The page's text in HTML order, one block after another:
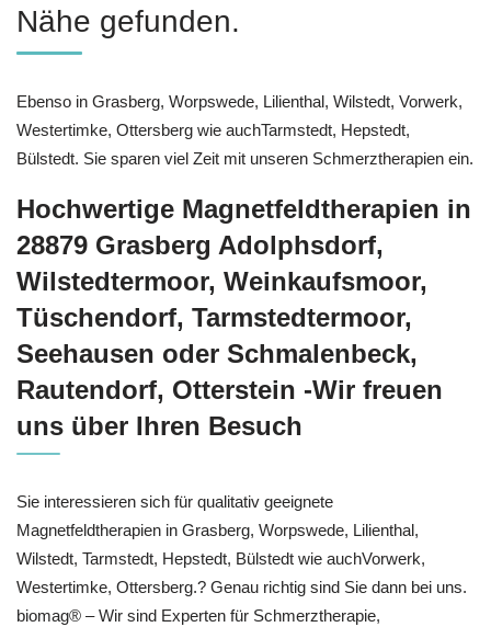
Nähe gefunden.
Ebenso in Grasberg, Worpswede, Lilienthal, Wilstedt, Vorwerk,
Westertimke, Ottersberg wie auchTarmstedt, Hepstedt,
Bülstedt. Sie sparen viel Zeit mit unseren Schmerztherapien ein.
Hochwertige Magnetfeldtherapien in
28879 Grasberg Adolphsdorf,
Wilstedtermoor, Weinkaufsmoor,
Tüschendorf, Tarmstedtermoor,
Seehausen oder Schmalenbeck,
Rautendorf, Otterstein -Wir freuen
uns über Ihren Besuch
Sie interessieren sich für qualitativ geeignete
Magnetfeldtherapien in Grasberg, Worpswede, Lilienthal,
Wilstedt, Tarmstedt, Hepstedt, Bülstedt wie auchVorwerk,
Westertimke, Ottersberg.? Genau richtig sind Sie dann bei uns.
biomag® – Wir sind Experten für Schmerztherapie,